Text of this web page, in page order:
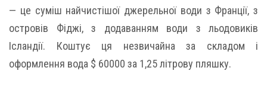
— це суміш найчистішої джерельної води з Франції, з
островів Фіджі, з додаванням води з льодовиків
Ісландії. Коштує ця незвичайна за складом і
оформлення вода $ 60000 за 1,25 літрову пляшку.